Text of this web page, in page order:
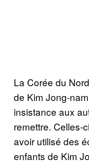
La Corée du
de Kim Jong-
insistance aux
remettre. Celles-
avoir utilisé des
enfants de Kim